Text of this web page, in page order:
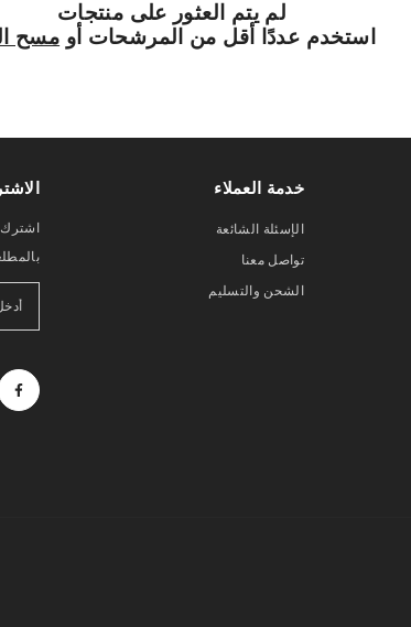
لم يتم العثور على منتجات
استخدم عددًا أقل من المرشحات أو مسح
خدمة العملاء
الإسئلة الشائعة
تواصل معنا
الشحن والتسليم